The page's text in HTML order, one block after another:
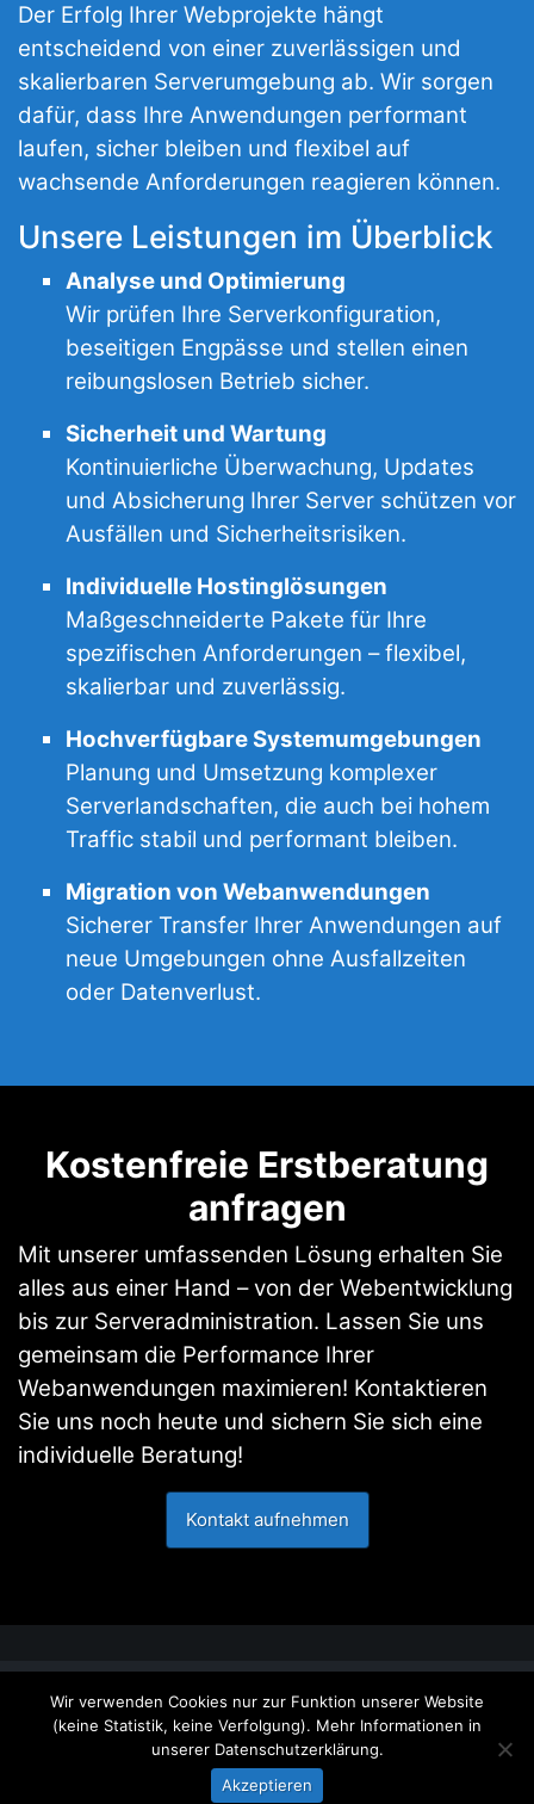
Der Erfolg Ihrer Webprojekte hängt
entscheidend von einer zuverlässigen und
skalierbaren Serverumgebung ab. Wir sorgen
dafür, dass Ihre Anwendungen performant
laufen, sicher bleiben und flexibel auf
wachsende Anforderungen reagieren können.
Unsere Leistungen im Überblick
Analyse und Optimierung
Wir prüfen Ihre Serverkonfiguration,
beseitigen Engpässe und stellen einen
reibungslosen Betrieb sicher.
Sicherheit und Wartung
Kontinuierliche Überwachung, Updates
und Absicherung Ihrer Server schützen vor
Ausfällen und Sicherheitsrisiken.
Individuelle Hostinglösungen
Maßgeschneiderte Pakete für Ihre
spezifischen Anforderungen – flexibel,
skalierbar und zuverlässig.
Hochverfügbare Systemumgebungen
Planung und Umsetzung komplexer
Serverlandschaften, die auch bei hohem
Traffic stabil und performant bleiben.
Migration von Webanwendungen
Sicherer Transfer Ihrer Anwendungen auf
neue Umgebungen ohne Ausfallzeiten
oder Datenverlust.
Kostenfreie Erstberatung
anfragen
Mit unserer umfassenden Lösung erhalten Sie
alles aus einer Hand – von der Webentwicklung
bis zur Serveradministration. Lassen Sie uns
gemeinsam die Performance Ihrer
Webanwendungen maximieren! Kontaktieren
Sie uns noch heute und sichern Sie sich eine
individuelle Beratung!
Kontakt aufnehmen
Datenschutz
Impressum
Wir verwenden Cookies nur zur Funktion unserer Website
(keine Statistik, keine Verfolgung). Mehr Informationen in
unserer Datenschutzerklärung.
Akzeptieren